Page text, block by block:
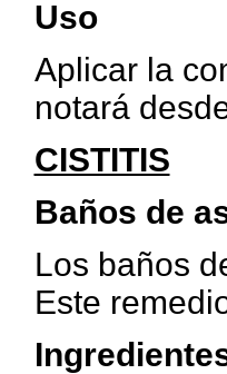
Uso
Aplicar la
notará
CISTITIS
Baños de
Los baños
Este